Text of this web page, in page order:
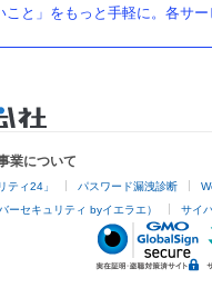
こと」をもっと手軽に。各サ
業について
ティ24」 パスワード漏洩診断
ーセキュリティ byイエラエ） サイ